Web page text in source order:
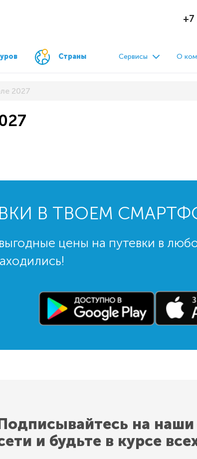
+7
Страны Сервисы О
2027
В ТВОЕМ
цены на путевки в
на
и будьте в курсе